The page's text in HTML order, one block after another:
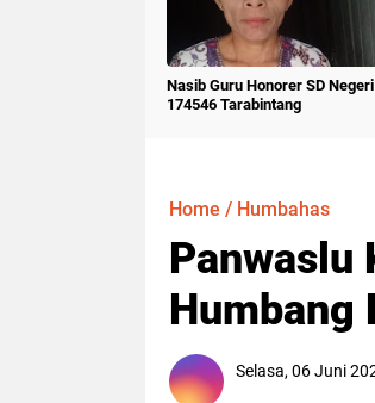
Nasib Guru Honorer SD Negeri
174546 Tarabintang
Home / Humbahas
Panwaslu
Humbang
Selasa, 06 Juni